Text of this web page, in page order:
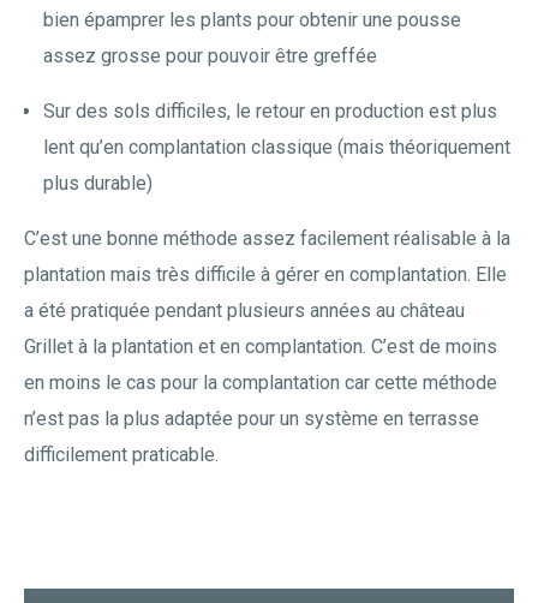
bien épamprer les plants pour obtenir une pousse
assez grosse pour pouvoir être greffée
Sur des sols difficiles, le retour en production est plus
lent qu’en complantation classique (mais théoriquement
plus durable)
C’est une bonne méthode assez facilement réalisable à la
plantation mais très difficile à gérer en complantation. Elle
a été pratiquée pendant plusieurs années au château
Grillet à la plantation et en complantation. C’est de moins
en moins le cas pour la complantation car cette méthode
n’est pas la plus adaptée pour un système en terrasse
difficilement praticable.